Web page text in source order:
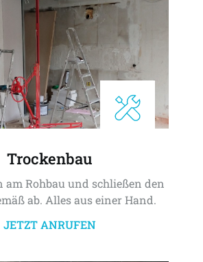
Trockenbau
Rohbau und schließen den
ab. Alles aus einer Hand.
JETZT ANRUFEN